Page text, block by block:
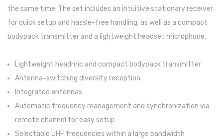
Acessórios
SOPROS
Flautas Transversais
Clarinetes
Trompetes
the same time. The set includes an intuitive stationary receiver
for quick setup and hassle-free handling, as well as a compact
bodypack transmitter and a lightweight headset microphone.
Lightweight headmic and compact bodypack transmitter
Antenna-switching diversity reception
Integrated antennas
Automatic frequency management and synchronization via
remote channel for easy setup
Selectable UHF frequencies within a large bandwidth